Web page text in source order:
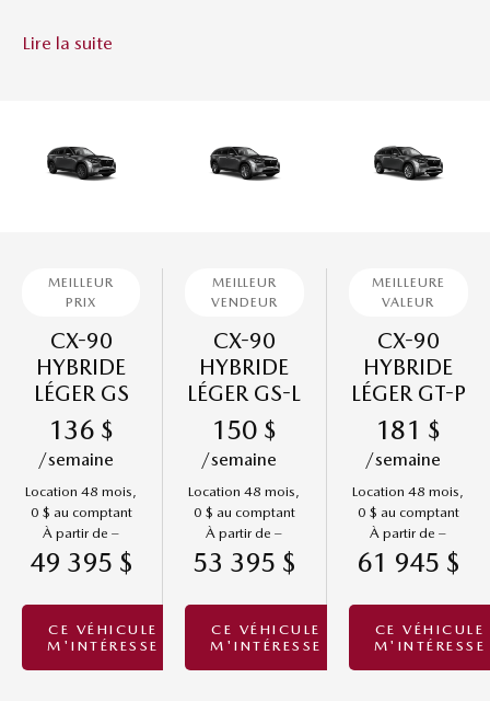
Lire la suite
MEILLEUR
PRIX
CX-90
HYBRIDE
LÉGER GS
136 $
/semaine
Location 48 mois,
0 $ au comptant
À partir de –
49 395 $
CE VÉHICULE
M'INTÉRESSE
MEILLEUR
VENDEUR
CX-90
HYBRIDE
LÉGER GS-L
150 $
/semaine
Location 48 mois,
0 $ au comptant
À partir de –
53 395 $
CE VÉHICULE
M'INTÉRESSE
MEILLEURE
VALEUR
CX-90
HYBRIDE
LÉGER GT-P
181 $
/semaine
Location 48 mois,
0 $ au comptant
À partir de –
61 945 $
CE VÉHICULE
M'INTÉRESSE